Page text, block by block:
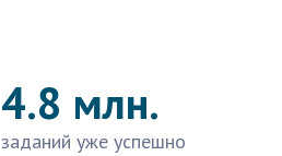
4.8 млн.
заданий уже успешно